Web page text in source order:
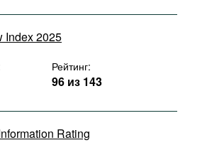
Index 2025
Рейтинг:
96 из 143
Rating